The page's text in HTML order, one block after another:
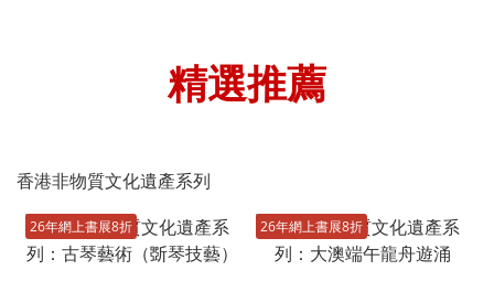
精選推薦
香港非物質文化遺產系列
26年網上書展8折 26年網上書展8折